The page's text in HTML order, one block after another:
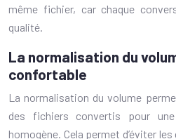
même fichier, car chaque
qualité.
La normalisation du
confortable
La normalisation du volume
des fichiers convertis pour
homogène. Cela permet d’éviter